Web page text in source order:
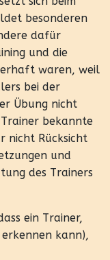
besonderen
dafür
und die
waren, weil
bei der
Übung nicht
bekannte
nicht Rücksicht
und
des Trainers
ein Trainer,
kann),